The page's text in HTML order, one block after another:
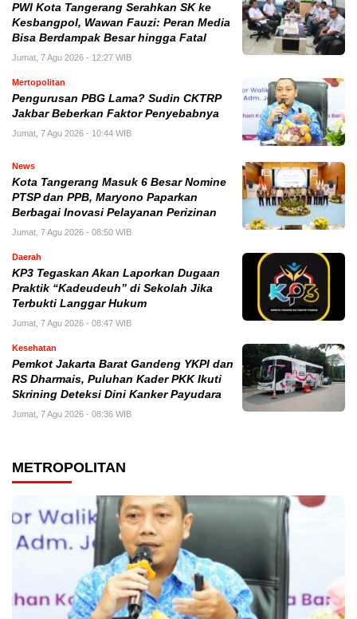
PWI Kota Tangerang Serahkan SK ke
Kesbangpol, Wawan Fauzi: Peran Media
Bisa Berdampak Besar hingga Fatal
Jumat, 7 Agu 2026 - 12:27 WIB
Mertopolitan
Pengurusan PBG Lama? Sudin CKTRP
Jakbar Beberkan Faktor Penyebabnya
Jumat, 7 Agu 2026 - 10:44 WIB
News
Kota Tangerang Masuk 6 Besar Nomine
PTSP dan PPB, Maryono Paparkan
Berbagai Inovasi Pelayanan Perizinan
Jumat, 7 Agu 2026 - 08:50 WIB
Daerah
KP3 Tegaskan Akan Laporkan Dugaan
Praktik “Kadeudeuh” di Sekolah Jika
Terbukti Langgar Hukum
Jumat, 7 Agu 2026 - 08:47 WIB
Kesehatan
Pemkot Jakarta Barat Gandeng YKPI dan
RS Dharmais, Puluhan Kader PKK Ikuti
Skrining Deteksi Dini Kanker Payudara
Jumat, 7 Agu 2026 - 08:36 WIB
METROPOLITAN